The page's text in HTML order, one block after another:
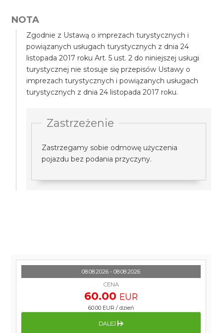
NOTA
Zgodnie z Ustawą o imprezach turystycznych i
powiązanych usługach turystycznych z dnia 24
listopada 2017 roku Art. 5 ust. 2 do niniejszej usługi
turystycznej nie stosuje się przepisów Ustawy o
imprezach turystycznych i powiązanych usługach
turystycznych z dnia 24 listopada 2017 roku.
Zastrzeżenie
Zastrzegamy sobie odmowę użyczenia
pojazdu bez podania przyczyny.
08.08.2026 - 08.08.2026
CENA
60.00 EUR
60.00 EUR / dzień
DALEJ